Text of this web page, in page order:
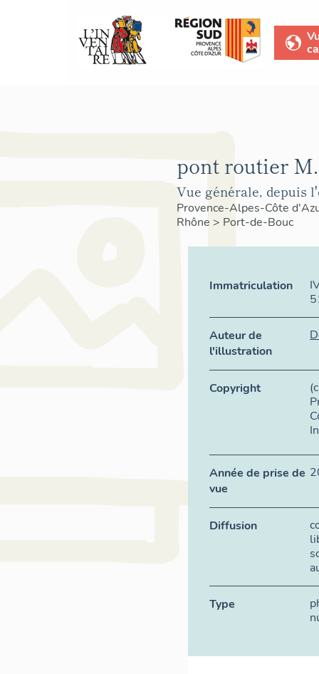
pont routier
Vue générale, depuis
Provence-Alpes-Côte
Rhône > Port-de-Bouc
Immatriculation
Auteur de
l'illustration
Copyright
Année de prise de
vue
Diffusion
Type